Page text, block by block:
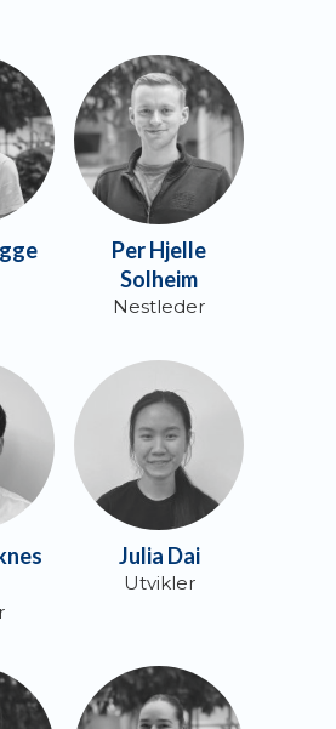
Per Hjelle
Solheim
Nestleder
Julia Dai
Utvikler